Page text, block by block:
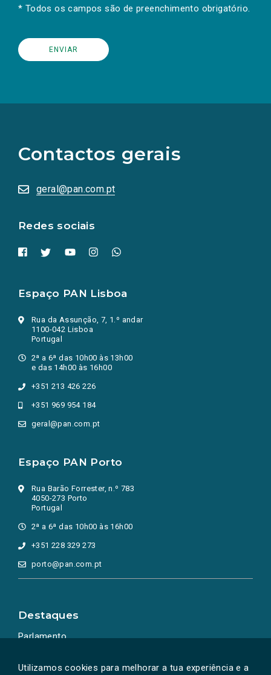
Utilizamos cookies para melhorar a tua experiência e a
* Todos os campos são de preenchimento obrigatório.
Contactos gerais
geral@pan.com.pt
Redes sociais
redes
sociais
numa
nova
Espaço PAN Lisboa
Rua da Assunção, 7, 1.º andar
1100-042 Lisboa
Portugal
2ª a 6ª das 10h00 às 13h00
e das 14h00 às 16h00
+351 213 426 226
+351 969 954 184
geral@pan.com.pt
Espaço PAN Porto
Rua Barão Forrester, n.º 783
4050-273 Porto
Portugal
2ª a 6ª das 10h00 às 16h00
+351 228 329 273
porto@pan.com.pt
Destaques
Parlamento